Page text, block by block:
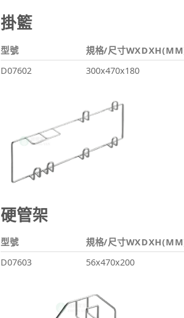
掛籃
型號
規格/尺寸
D07602
300x470x180
硬管架
型號
規格/尺寸
D07603
56x470x200